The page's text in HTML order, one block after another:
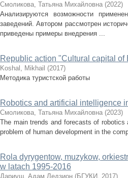
Смоликова, Татьяна Михайловна (2022)
Анализируются возможности
заведений. Автором рассмотрен
приведены примеры внедрения ...
Republic action "Cultural capital
Koshal, Mikhail (2017)
Методика туристской работы
Robotics and artificial intelligence
Смоликова, Татьяна Михайловна (2023)
The main trends and forecasts of
problem of human development in the
Rola dyrygentow, muzykow,
w latach 1995-2016
Дариуш, Адам Ледзион (БГУКИ, 2017)